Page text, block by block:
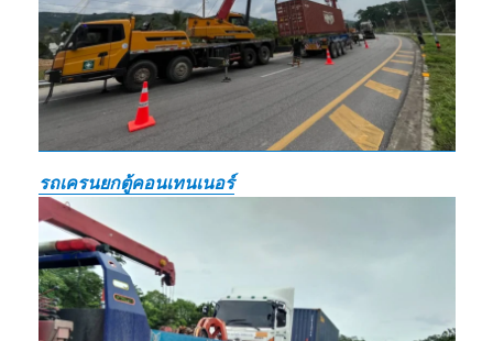
รถเครนยกตู้คอนเทนเนอร์